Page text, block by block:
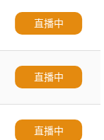
直播中
直播中
直播中